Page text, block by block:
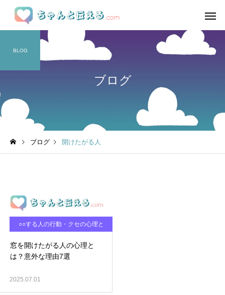
ブログ
BLOG
ブログ 開けたがる人
○○する人の行動・クセの心理と
窓を開けたがる人の心理と
は？意外な理由7選
2025.07.01